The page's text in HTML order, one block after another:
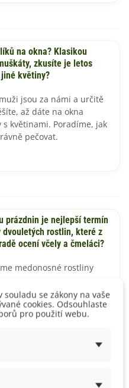
na okna? Klasikou
zkusíte je letos
květiny?
jsou za námi a určitě
až dáte na okna
květinami. Poradíme, jak
pečovat.
prázdnin je nejlepší termín
dvouletých rostlin, které z
ocení včely a čmeláci?
medonosné rostliny
okrasné keře, které dělají
se zákony na vaše
cookies. Odsouhlaste
pro použití webu.